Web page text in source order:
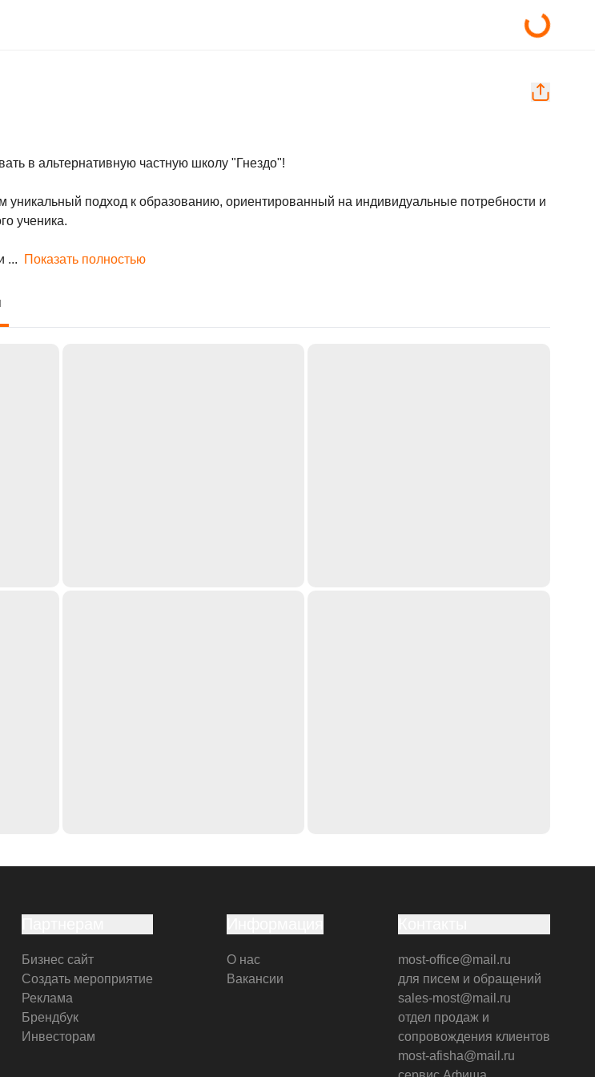
в альтернативную частную школу "Гнездо"!
уникальный подход к образованию, ориентированный на индивидуальные потребности и
ученика.
... Показать полностью
Бизнес сайт
Создать мероприятие
Реклама
Брендбук
Инвесторам
О нас
Вакансии
most-office@mail.ru
для писем и обращений
sales-most@mail.ru
отдел продаж и
сопровождения клиентов
most-afisha@mail.ru